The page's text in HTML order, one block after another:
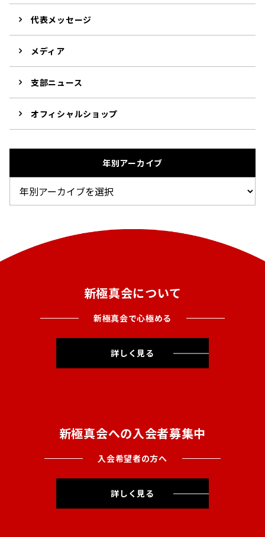
代表メッセージ
メディア
支部ニュース
オフィシャルショップ
年別アーカイブ
新極真会について
新極真会で心極める
詳しく見る
新極真会への入会者募集中
入会希望者の方へ
詳しく見る